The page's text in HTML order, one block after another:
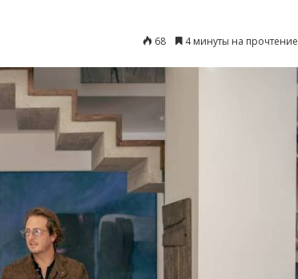
68 4 минуты на прочтение